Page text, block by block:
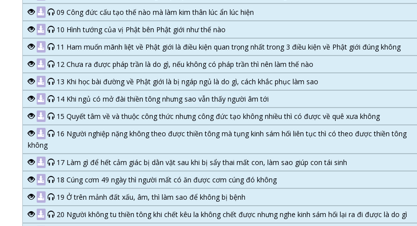
09 Công đức cấu tạo thế nào mà làm kim thân lúc ẩn lúc hiện
10 Hình tướng của vị Phật bên Phật giới như thế nào
11 Ham muốn mãnh liệt về Phật giới là điều kiện quan trọng nhất trong 3 điều kiện về Phật giới đúng không
12 Chưa ra được pháp trần là do gì, nếu không có pháp trần thì nên làm thế nào
13 Khi học bài đường về Phật giới là bị ngáp ngủ là do gì, cách khắc phục làm sao
14 Khi ngủ có mở đài thiền tông nhưng sao vẫn thấy người âm tới
15 Quyết tâm về và thuộc công thức nhưng công đức tạo không nhiều thì có được về quê xưa không
16 Người nghiệp nặng không theo được thiền tông mà tụng kinh sám hối liên tục thì có theo được thiền tông
không
17 Làm gì để hết cảm giác bị dằn vặt sau khi bị sẩy thai mất con, làm sao giúp con tái sinh
18 Cúng cơm 49 ngày thì người mất có ăn được cơm cúng đó không
19 Ở trên mảnh đất xấu, âm, thì làm sao để không bị bệnh
20 Người không tu thiền tông khi chết kêu la không chết được nhưng nghe kinh sám hối lại ra đi được là do gì